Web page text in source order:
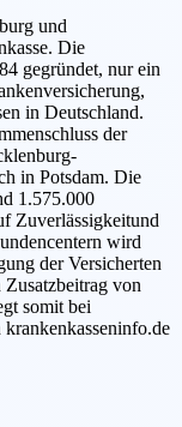
und
Die
gegründet, nur ein
in Deutschland.
der
in Potsdam. Die
1.575.000
Zuverlässigkeitund
wird
der Versicherten
von
somit bei